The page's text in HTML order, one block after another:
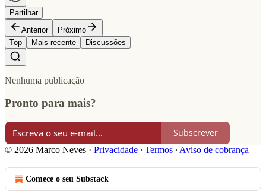
Partilhar
Anterior
Próximo
Top
Mais recente Discussões
Nenhuma publicação
Pronto para mais?
Subscrever
© 2026 Marco Neves · Privacidade ∙ Termos ∙ Aviso de cobrança
Comece o seu Substack